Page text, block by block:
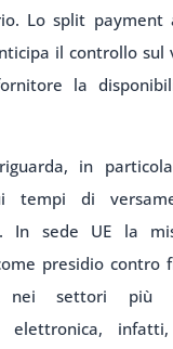
Lo split payment
il controllo sul
la
in
tempi di
In sede UE la
presidio contro
nei settori più
elettronica,